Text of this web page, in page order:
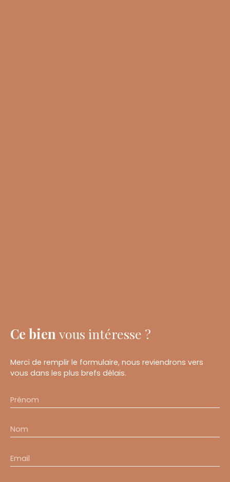
Ce bien vous intéresse ?
Merci de remplir le formulaire, nous reviendrons vers
vous dans les plus brefs délais.
Prénom
Nom
Email